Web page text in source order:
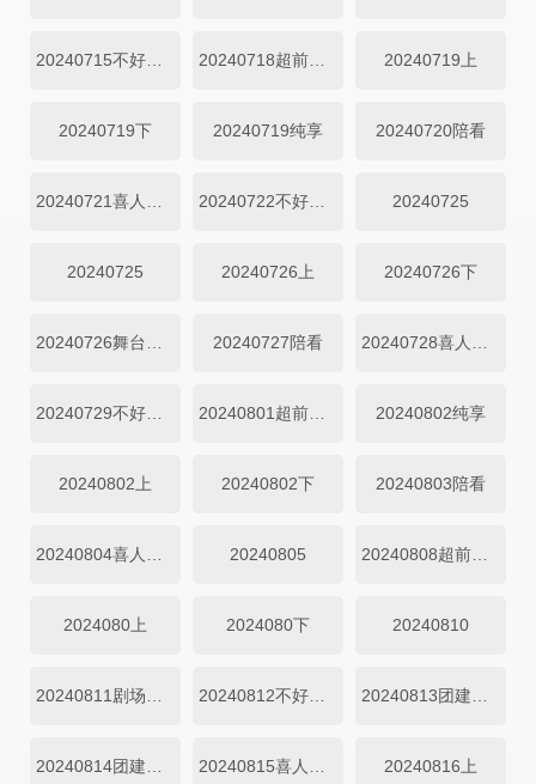
20240718超前聚会 20240719上
20240719下 20240719纯享 20240720陪看
20240722不好笑惩罚室 20240725
20240725 20240726上 20240726下
20240727陪看
20240801超前聚会 20240802纯享
20240802上 20240802下 20240803陪看
20240805 20240808超前聚会
2024080上 2024080下 20240810
20240812不好笑惩罚室
20240816上